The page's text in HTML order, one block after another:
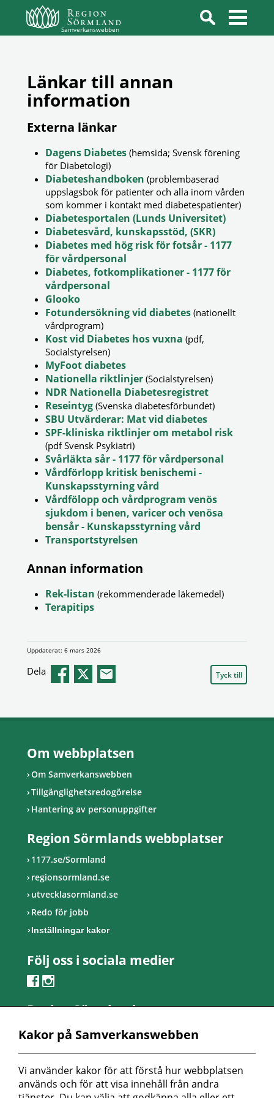
Samverkanswebben
Länkar till annan
information
Externa länkar
Dagens Diabetes (hemsida; Svensk förening
för Diabetologi)
Diabeteshandboken (problembaserad
uppslagsbok för patienter och alla inom vården
som kommer i kontakt med diabetespatienter)
Diabetesportalen (Lunds Universitet)
Diabetesvård, kunskapsstöd, (SKR)
Diabetes med hög risk för fotsår - 1177
för vårdpersonal
Diabetes, fotkomplikationer - 1177 för
vårdpersonal
Glooko
Fotundersökning vid diabetes (nationellt
vårdprogram)
Kost vid Diabetes hos vuxna (pdf,
Socialstyrelsen)
MyFoot diabetes
Nationella riktlinjer (Socialstyrelsen)
NDR Nationella Diabetesregistret
Reseintyg (Svenska diabetesförbundet)
SBU Utvärderar: Mat vid diabetes
SPF-kliniska riktlinjer om metabol risk
(pdf Svensk Psykiatri)
Svårläkta sår - 1177 för vårdpersonal
Vårdförlopp kritisk benischemi -
Kunskapsstyrning vård
Vårdfölopp och vårdprogram venös
sjukdom i benen, varicer och venösa
bensår - Kunskapsstyrning vård
Transportstyrelsen
Annan information
Rek-listan (rekommenderade läkemedel)
Terapitips
Uppdaterat: 6 mars 2026
Dela Tyck till
Om webbplatsen
Om Samverkanswebben
Tillgänglighetsredogörelse
Hantering av personuppgifter
Region Sörmlands webbplatser
1177.se/Sormland
regionsormland.se
utvecklasormland.se
Redo för jobb
Inställningar kakor
Följ oss i sociala medier
Region Sörmland
Kontaktcenter
Telefon: 0155-24 50 00
Besöksadress:
Länsmansvägen 6
Nyköpings lasarett
Kakor på Samverkanswebben
Vi använder kakor för att förstå hur webbplatsen
används och för att visa innehåll från andra